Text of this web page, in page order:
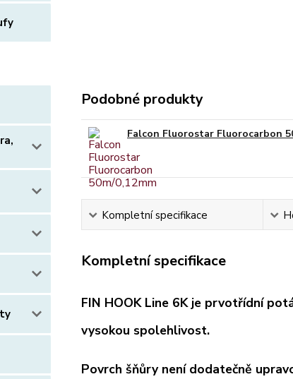
Podobné produkty
Falcon Fluorostar Fluorocarbon
Kompletní specifikace
Kompletní specifikace
FIN HOOK Line 6K je prvotřídní
vysokou spolehlivost.
Povrch šňůry není dodatečně